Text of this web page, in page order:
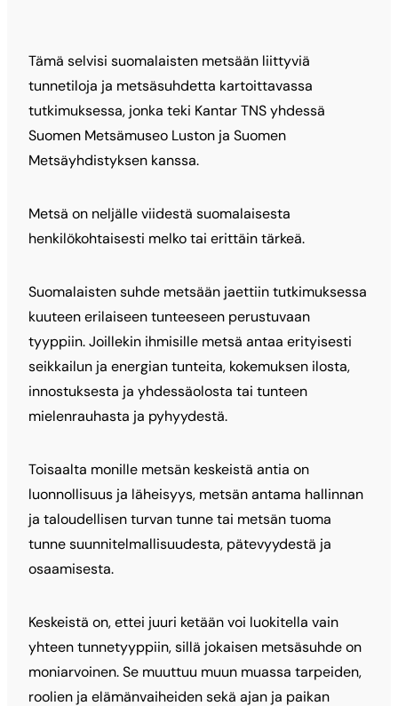
Tämä selvisi suomalaisten metsään liittyviä
tunnetiloja ja metsäsuhdetta kartoittavassa
tutkimuksessa, jonka teki Kantar TNS yhdessä
Suomen Metsämuseo Luston ja Suomen
Metsäyhdistyksen kanssa.
Metsä on neljälle viidestä suomalaisesta
henkilökohtaisesti melko tai erittäin tärkeä.
Suomalaisten suhde metsään jaettiin tutkimuksessa
kuuteen erilaiseen tunteeseen perustuvaan
tyyppiin. Joillekin ihmisille metsä antaa erityisesti
seikkailun ja energian tunteita, kokemuksen ilosta,
innostuksesta ja yhdessäolosta tai tunteen
mielenrauhasta ja pyhyydestä.
Toisaalta monille metsän keskeistä antia on
luonnollisuus ja läheisyys, metsän antama hallinnan
ja taloudellisen turvan tunne tai metsän tuoma
tunne suunnitelmallisuudesta, pätevyydestä ja
osaamisesta.
Keskeistä on, ettei juuri ketään voi luokitella vain
yhteen tunnetyyppiin, sillä jokaisen metsäsuhde on
moniarvoinen. Se muuttuu muun muassa tarpeiden,
roolien ja elämänvaiheiden sekä ajan ja paikan